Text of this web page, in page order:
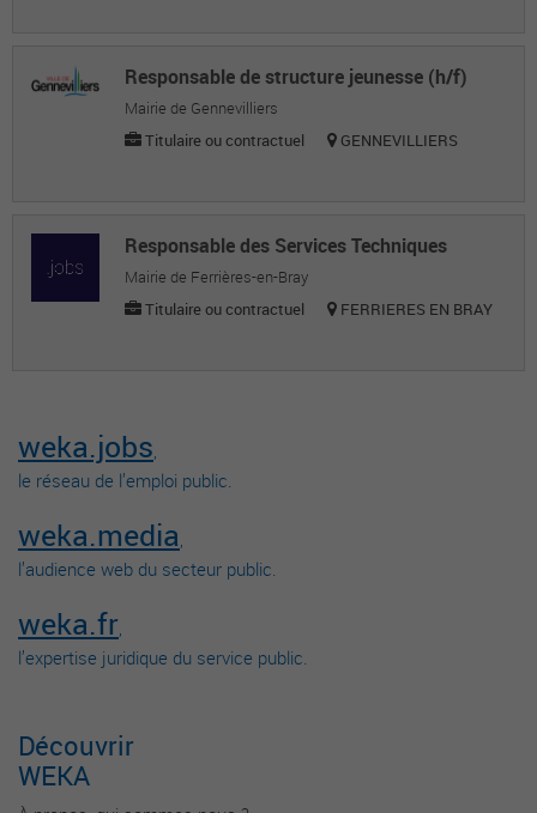
Responsable de structure jeunesse (h/f)
Mairie de Gennevilliers
Titulaire ou contractuel
GENNEVILLIERS
Responsable des Services Techniques
Mairie de Ferrières-en-Bray
Titulaire ou contractuel
FERRIERES EN BRAY
weka.jobs,
le réseau de l’emploi public.
weka.media,
l’audience web du secteur public.
weka.fr,
l’expertise juridique du service public.
Découvrir
WEKA